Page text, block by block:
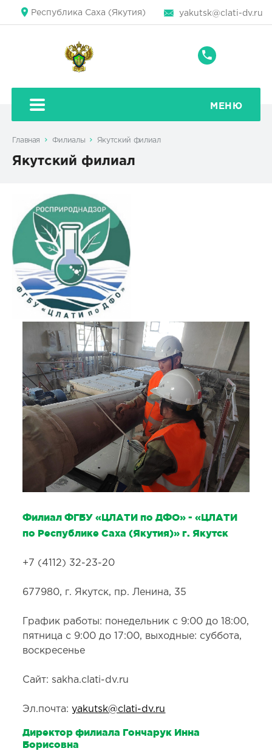
Республика Саха (Якутия) yakutsk@clati-dv.ru
+7
32-
20
МЕНЮ
Главная Филиалы Якутский филиал
Якутский филиал
Филиал ФГБУ «ЦЛАТИ по ДФО» - «ЦЛАТИ
по Республике Саха (Якутия)» г. Якутск
+7 (4112) 32-23-20
677980, г. Якутск, пр. Ленина, 35
График работы: понедельник с 9:00 до 18:00,
пятница с 9:00 до 17:00, выходные: суббота,
воскресенье
Сайт: sakha.clati-dv.ru
Эл.почта:yakutsk@clati-dv.ru
Директор филиала Гончарук Инна
Борисовна